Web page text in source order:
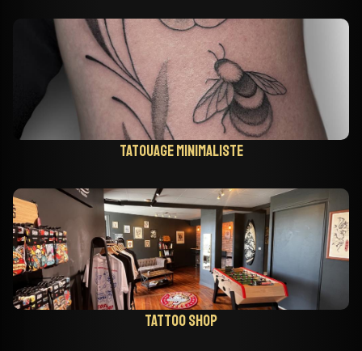
Tatouage minimaliste
Tattoo shop